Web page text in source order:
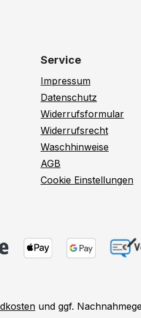
Service
Impressum
Datenschutz
Widerrufsformular
Widerrufsrecht
Waschhinweise
AGB
Cookie Einstellungen
und ggf.